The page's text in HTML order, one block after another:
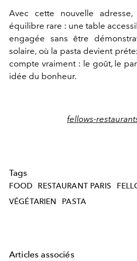
Avec cette nouvelle adresse,
équilibre rare : une table
engagée sans être
solaire, où la pasta devient
compte vraiment : le goût, le
idée du bonheur.
fellows-
Tags
FOOD RESTAURANT PARIS
VÉGÉTARIEN
PASTA
Articles associés